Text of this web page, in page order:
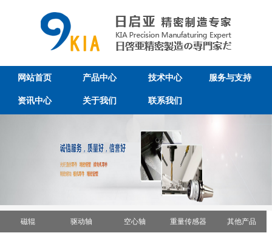
网站首页 产品中心 技术中心 服务与支持
资讯中心 关于我们 联系我们
磁辊 驱动轴 空心轴 重量传感器 其他产品